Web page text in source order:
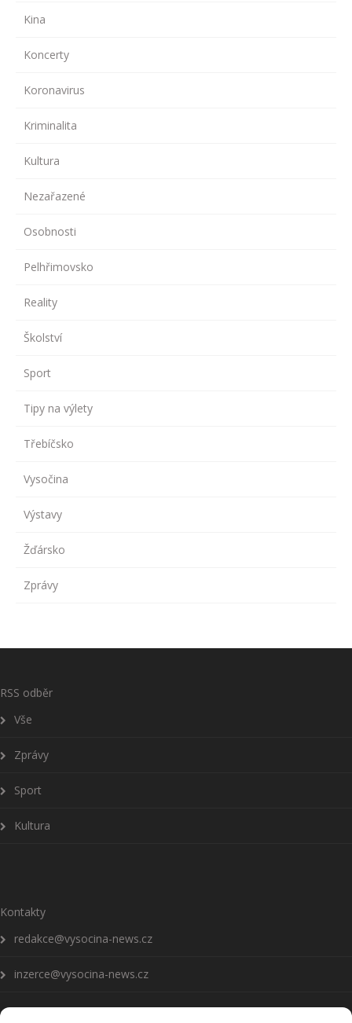
Kina
Koncerty
Koronavirus
Kriminalita
Kultura
Nezařazené
Osobnosti
Pelhřimovsko
Reality
Školství
Sport
Tipy na výlety
Třebíčsko
Vysočina
Výstavy
Žďársko
Zprávy
RSS odběr
Vše
Zprávy
Sport
Kultura
Kontakty
redakce@vysocina-news.cz
inzerce@vysocina-news.cz